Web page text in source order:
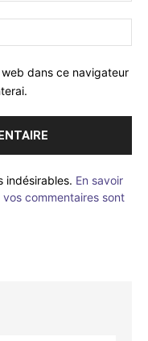
dans ce navigateur
indésirables. En savoir
commentaires sont